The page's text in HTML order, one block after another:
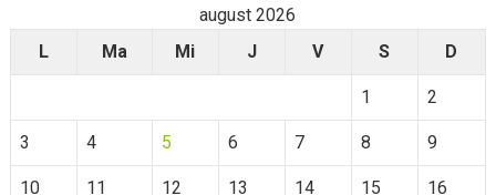
august 2026
L
Ma Mi J V S D
1 2
3 4 5 6 7 8 9
10 11 12 13 14 15 16